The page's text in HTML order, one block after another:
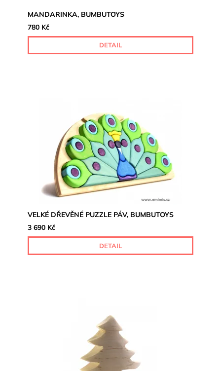
MANDARINKA, BUMBUTOYS
780 Kč
DETAIL
VELKÉ DŘEVĚNÉ PUZZLE PÁV, BUMBUTOYS
3 690 Kč
DETAIL